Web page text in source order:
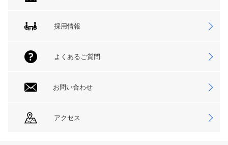
採用情報
よくあるご質問
お問い合わせ
アクセス